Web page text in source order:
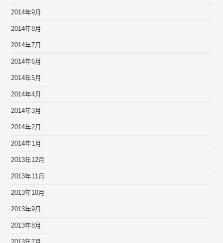
2014年9月
2014年8月
2014年7月
2014年6月
2014年5月
2014年4月
2014年3月
2014年2月
2014年1月
2013年12月
2013年11月
2013年10月
2013年9月
2013年8月